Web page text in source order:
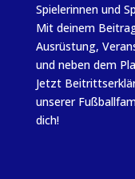
Spielerinnen und
Mit deinem
Ausrüstung,
und neben dem
Jetzt
unserer
dich!